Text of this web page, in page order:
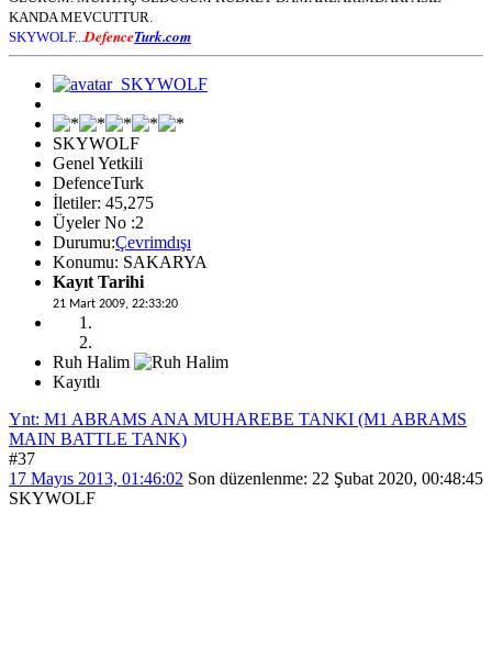
KANDA MEVCUTTUR.
SKYWOLF... DefenceTurk.com
SKYWOLF
Genel Yetkili
DefenceTurk
İletiler: 45,275
Üyeler No :2
Durumu:Çevrimdışı
Konumu: SAKARYA
Kayıt Tarihi
21 Mart 2009, 22:33:20
Ruh Halim
Kayıtlı
Ynt: M1 ABRAMS ANA MUHAREBE TANKI (M1 ABRAMS
MAIN BATTLE TANK)
#37
17 Mayıs 2013, 01:46:02 Son düzenlenme: 22 Şubat 2020, 00:48:45
SKYWOLF